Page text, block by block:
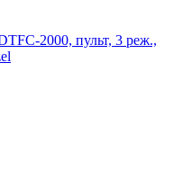
2000, пульт, 3 реж.,